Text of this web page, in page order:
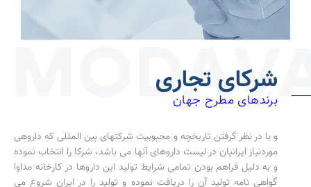
شرکای تجاری
برندهای مطرح جهان
و با در نظر گرفتن تاریخچه و محبوبیت شرکتهای بین المللی که داروهی
موردنیاز ایرانیان در لیست داروهای آنها می باشد، شرکا را انتخاب نموده
و به دلیل فراهم بودن تمامی شرایط تولید این داروها در کارخانه مداوا
گواهی نامه تولید آن را دریافت نموده و تولید را در ایران شروع می